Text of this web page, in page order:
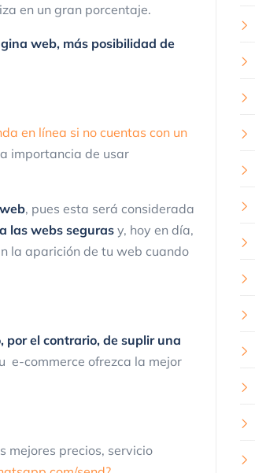
en un gran porcentaje.
web, más posibilidad de
en línea si no cuentas con un
importancia de usar
, pues esta será considerada
las webs seguras y, hoy en día,
la aparición de tu web cuando
por el contrario, de suplir una
e-commerce ofrezca la mejor
mejores precios, servicio